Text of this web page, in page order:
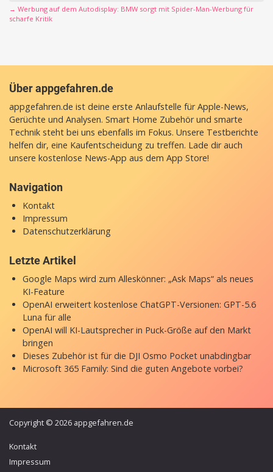
→ Werbung auf dem Autodisplay: BMW sorgt mit Spider-Man-Werbung für
scharfe Kritik
Über appgefahren.de
appgefahren.de ist deine erste Anlaufstelle für Apple-News,
Gerüchte und Analysen. Smart Home Zubehör und smarte
Technik steht bei uns ebenfalls im Fokus. Unsere Testberichte
helfen dir, eine Kaufentscheidung zu treffen. Lade dir auch
unsere kostenlose News-App aus dem App Store!
Navigation
Kontakt
Impressum
Datenschutzerklärung
Letzte Artikel
Google Maps wird zum Alleskönner: „Ask Maps“ als neues
KI-Feature
OpenAI erweitert kostenlose ChatGPT-Versionen: GPT-5.6
Luna für alle
OpenAI will KI-Lautsprecher in Puck-Größe auf den Markt
bringen
Dieses Zubehör ist für die DJI Osmo Pocket unabdingbar
Microsoft 365 Family: Sind die guten Angebote vorbei?
Copyright © 2026 appgefahren.de
Kontakt
Impressum